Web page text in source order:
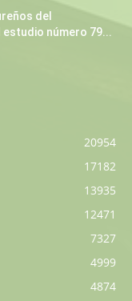
del
estudio número 79...
20954
17182
13935
12471
7327
4999
4874